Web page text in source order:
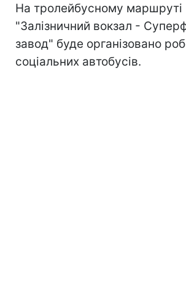
На тролейбусному
"Залізничний вокзал -
завод" буде організовано
соціальних автобусів.